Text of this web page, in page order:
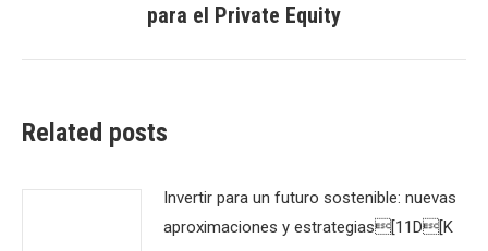
post:
para el Private Equity
Related posts
Invertir para un futuro sostenible: nuevas
aproximaciones y estrategias[11D[K